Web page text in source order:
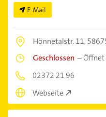
E-Mail
Hönnetalstr. 11,
Geschlossen –Öffnet
02372 21 96
Webseite